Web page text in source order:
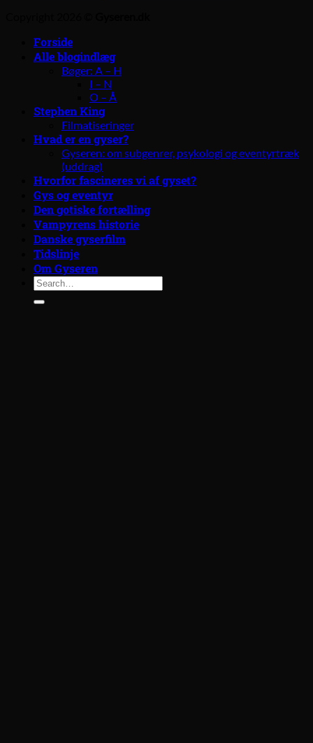
Forside
Alle blogindlæg
Bøger: A – H
I – N
O – Å
Stephen King
Filmatiseringer
Hvad er en gyser?
Gyseren: om subgenrer, psykologi og eventyrtræk
(uddrag)
Hvorfor fascineres vi af gyset?
Gys og eventyr
Den gotiske fortælling
Vampyrens historie
Danske gyserfilm
Tidslinje
Om Gyseren